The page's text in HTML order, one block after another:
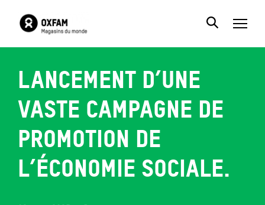
Lancement d’une
vaste campagne de
promotion de
l’Économie Sociale.